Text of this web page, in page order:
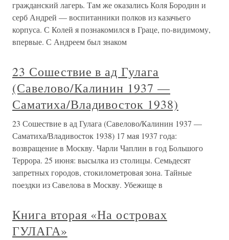
гражданский лагерь. Там же оказались Коля Бородин и
серб Андрей — воспитанники полков из казачьего
корпуса. С Колей я познакомился в Граце, по-видимому,
впервые. С Андреем был знаком
23 Сошествие в ад Гулага
(Савелово/Калинин 1937 —
Саматиха/Владивосток 1938)
23 Сошествие в ад Гулага (Савелово/Калинин 1937 —
Саматиха/Владивосток 1938) 17 мая 1937 года:
возвращение в Москву. Чарли Чаплин в год Большого
Террора. 25 июня: высылка из столицы. Семьдесят
запретных городов, стокилометровая зона. Тайные
поездки из Савелова в Москву. Убежище в
Книга вторая «На островах
ГУЛАГА»